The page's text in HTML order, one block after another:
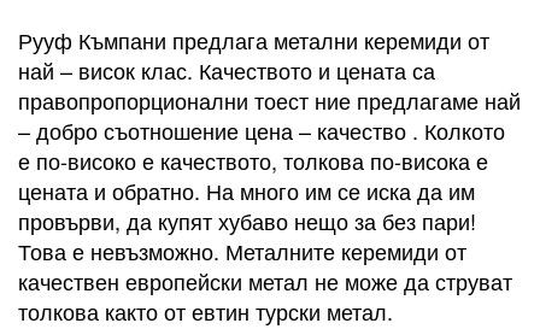
Рууф Къмпани предлага метални керемиди от
най – висок клас. Качеството и цената са
правопропорционални тоест ние предлагаме най
– добро съотношение цена – качество . Колкото
е по-високо е качеството, толкова по-висока е
цената и обратно. На много им се иска да им
провърви, да купят хубаво нещо за без пари!
Това е невъзможно. Металните керемиди от
качествен европейски метал не може да струват
толкова както от евтин турски метал.